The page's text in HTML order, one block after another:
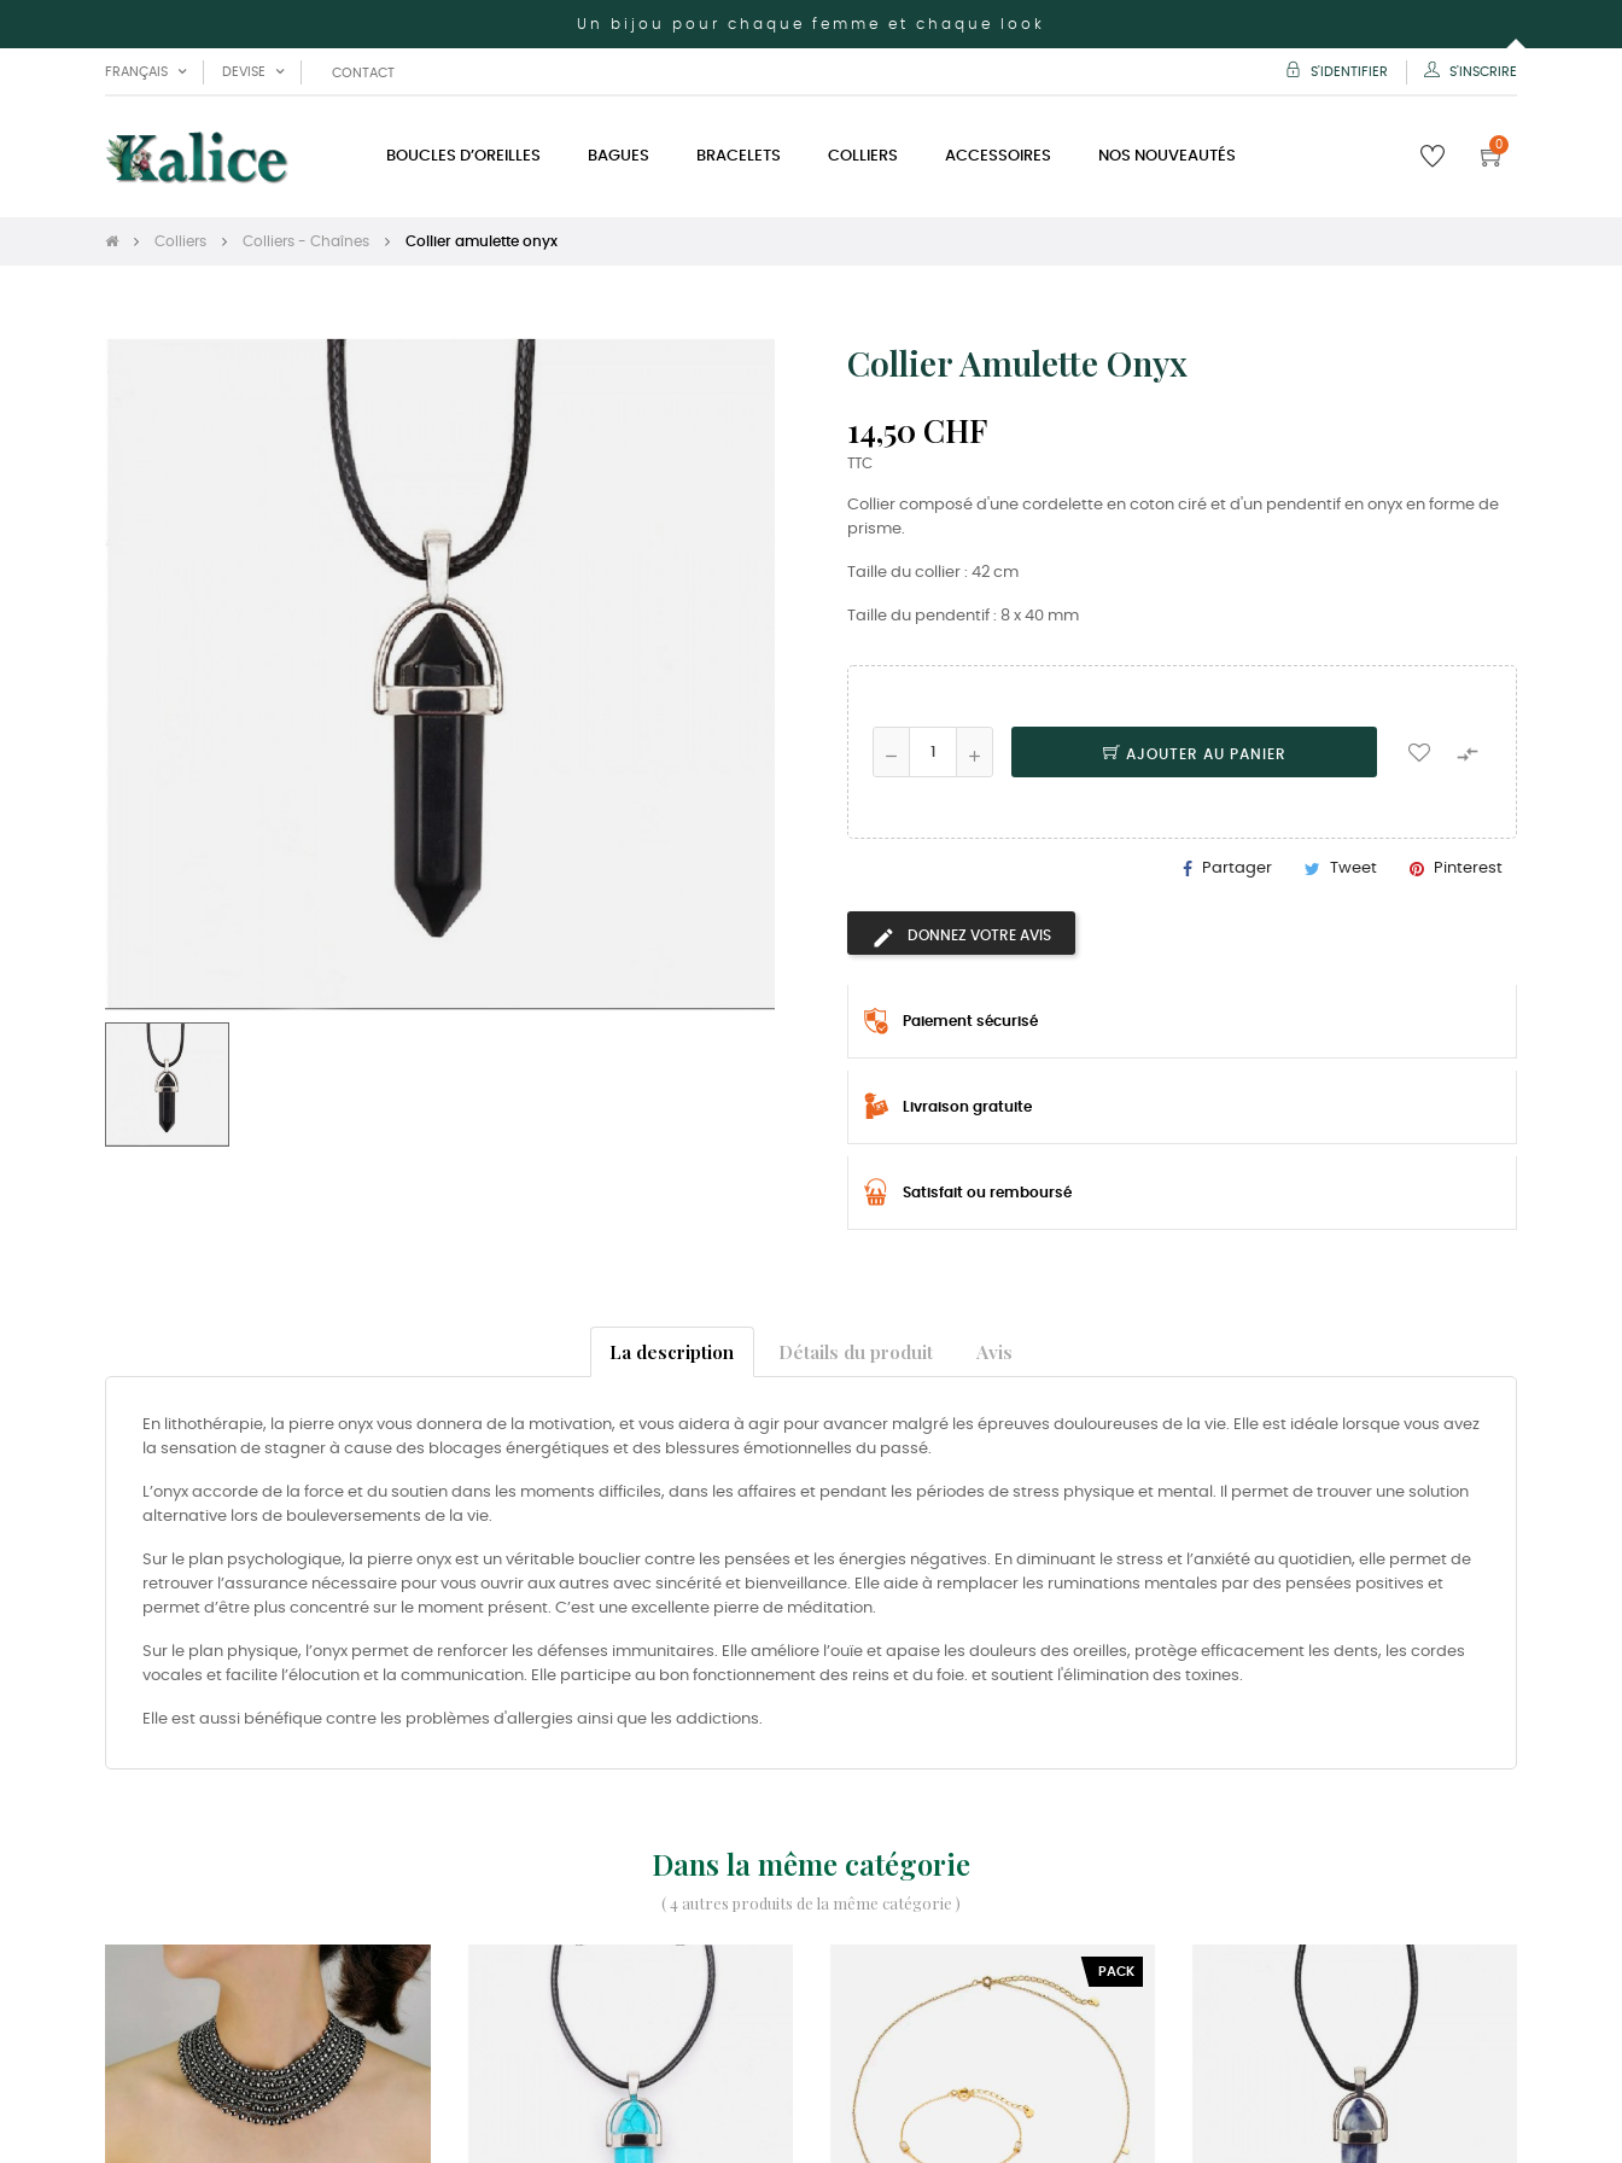
Un bijou pour chaque femme et chaque look
FRANÇAIS DEVISE CONTACT S'IDENTIFIER S'INSCRIRE
BOUCLES D’OREILLES BAGUES BRACELETS COLLIERS ACCESSOIRES NOS NOUVEAUTÉS
0
Colliers Colliers - Chaînes Collier amulette onyx
Collier Amulette Onyx
14,50 CHF
TTC
Collier composé d'une cordelette en coton ciré et d'un pendentif en onyx en forme de
prisme.
Taille du collier : 42 cm
Taille du pendentif : 8 x 40 mm
AJOUTER AU PANIER 
Partager Tweet Pinterest
DONNEZ VOTRE AVIS
Paiement sécurisé
Livraison gratuite
Satisfait ou remboursé
La description Détails du produit Avis
En lithothérapie, la pierre onyx vous donnera de la motivation, et vous aidera à agir pour avancer malgré les épreuves douloureuses de la vie. Elle est idéale lorsque vous avez
la sensation de stagner à cause des blocages énergétiques et des blessures émotionnelles du passé.
L’onyx accorde de la force et du soutien dans les moments difficiles, dans les affaires et pendant les périodes de stress physique et mental. Il permet de trouver une solution
alternative lors de bouleversements de la vie.
Sur le plan psychologique, la pierre onyx est un véritable bouclier contre les pensées et les énergies négatives. En diminuant le stress et l’anxiété au quotidien, elle permet de
retrouver l’assurance nécessaire pour vous ouvrir aux autres avec sincérité et bienveillance. Elle aide à remplacer les ruminations mentales par des pensées positives et
permet d’être plus concentré sur le moment présent. C’est une excellente pierre de méditation.
Sur le plan physique, l’onyx permet de renforcer les défenses immunitaires. Elle améliore l’ouïe et apaise les douleurs des oreilles, protège efficacement les dents, les cordes
vocales et facilite l’élocution et la communication. Elle participe au bon fonctionnement des reins et du foie. et soutient l'élimination des toxines.
Elle est aussi bénéfique contre les problèmes d'allergies ainsi que les addictions.
Dans la même catégorie
( 4 autres produits de la même catégorie )
PACK